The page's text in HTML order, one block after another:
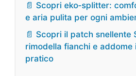
📄 Scopri eko‑splitter:
e aria pulita per ogni
📄 Scopri il patch snellente
rimodella fianchi e addome
pratico